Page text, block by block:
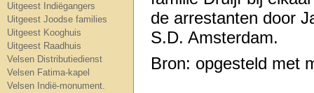
Uitgeest Indiëgangers
Uitgeest Joodse families
Uitgeest Kooghuis
Uitgeest Raadhuis
Velsen Distributiedienst
Velsen Fatima-kapel
Velsen Indië-monument.
de arrestanten door
S.D. Amsterdam.
Bron: opgesteld met